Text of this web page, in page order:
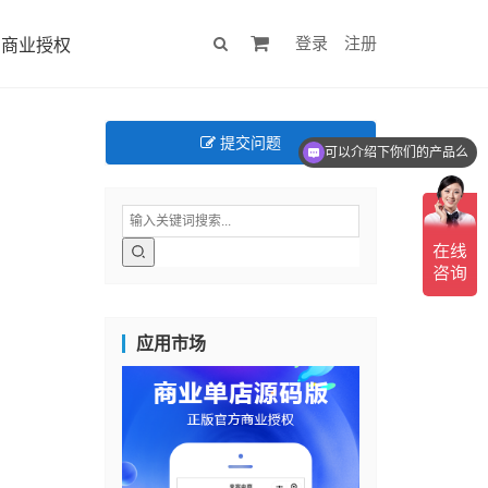
商业授权 登录 注册
提交问题
应用市场
可以介绍下你们的产品么